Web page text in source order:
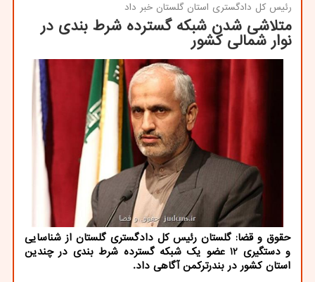
رئیس كل دادگستری استان گلستان خبر داد
متلاشی شدن شبكه گسترده شرط بندی در
نوار شمالی كشور
حقوق و قضا: گلستان رئیس کل دادگستری گلستان از شناسایی
و دستگیری 12 عضو یک شبکه گسترده شرط بندی در چندین
استان کشور در بندرترکمن آگاهی داد.